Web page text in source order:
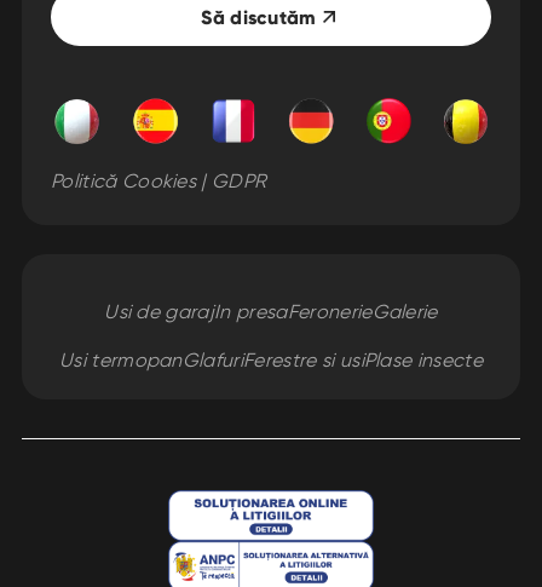
Să discutăm
Politică Cookies | GDPR
Usi termopanGlafuriFerestre si usiPlase insecte
Usi de garajIn presaFeronerieGalerie